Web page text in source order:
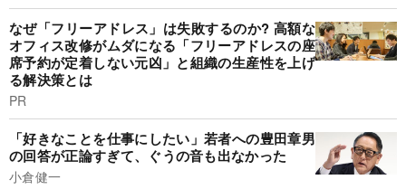
なぜ「フリーアドレス」は失敗するのか? 高額な
オフィス改修がムダになる「フリーアドレスの座
席予約が定着しない元凶」と組織の生産性を上げ
る解決策とは
PR
「好きなことを仕事にしたい」若者への豊田章男
の回答が正論すぎて、ぐうの音も出なかった
小倉健一